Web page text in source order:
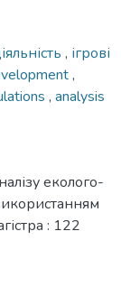
, ігрові
,
, analysis
еколого-
: 122